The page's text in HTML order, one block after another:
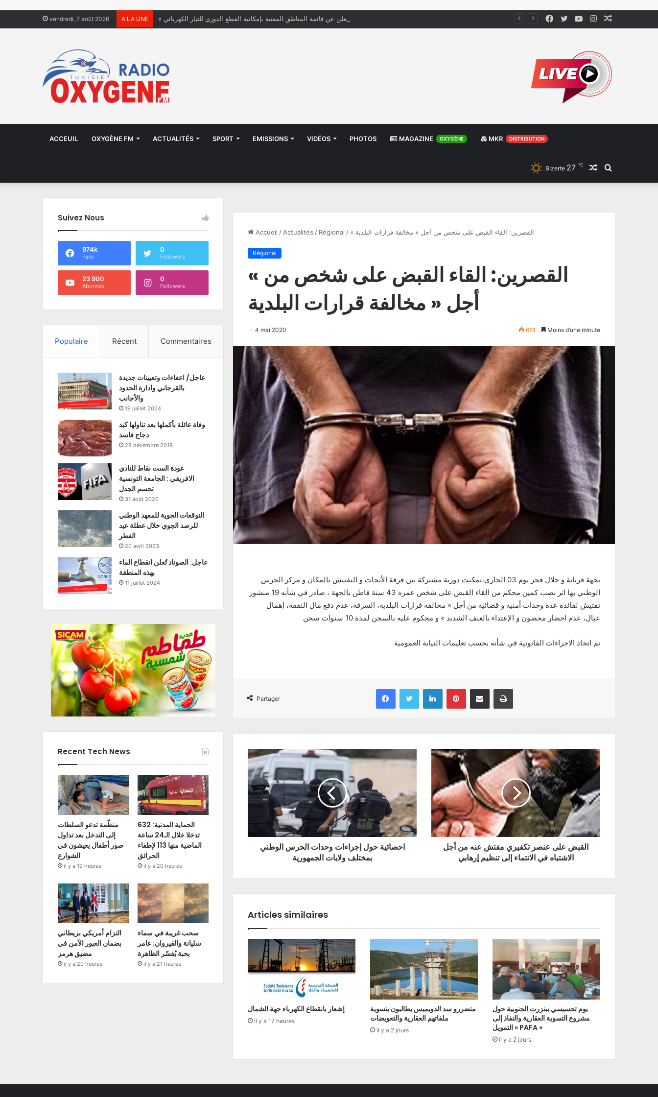
vendredi, 7 août 2026 A LA UNE « الستاغ » تعلن عن قائمة المناطق المعنية بإمكانية القطع الدوري للتيار الكهربائي Instagram
YouTube
Twitter
Facebook
ACCEUIL OXYGÈNE FM ACTUALITÉS SPORT EMISSIONS VIDÉOS PHOTOS MAGAZINE OXYGÈNE MKR DISTRIBUTION
Rechercher
Article
Bizerte 27 ℃
Accueil / Actualités / Régional / « القصرين: القاء القبض على شخص من أجل « مخالفة قرارات البلدية
Régional
« القصرين: القاء القبض على شخص من
أجل « مخالفة قرارات البلدية
4 mai 2020 661 Moins d’une minute
بجهة فريانة و خلال فجر يوم 03 الجاري،تمكنت دورية مشتركة بين فرقة الأبحاث و التفتيش بالمكان و مركز الحرس
الوطني بها اثر نصب كمين محكم من القاء القبض على شخص عمره 43 سنة قاطن بالجهة ، صادر في شأنه 19 منشور
تفتيش لفائدة عدة وحدات أمنية و قضائية من أجل « مخالفة قرارات البلدية، السرقة، عدم دفع مال النفقة، إهمال
عيال، عدم احضار محضون و الإعتداء بالعنف الشديد » و محكوم عليه بالسجن لمدة 10 سنوات سجن
تم اتخاذ الاجراءات القانونية في شأنه بحسب تعليمات النيابة العمومية
Partager
Facebook Twitter Linkedin Pinterest Partager par email Imprimer
احصائية حول إجراءات وحدات الحرس الوطني
بمختلف ولايات الجمهورية
القبض على عنصر تكفيري مفتش عنه من أجل
الاشتباه في الانتماء إلى تنظيم إرهابي
Articles similaires
إشعار بانقطاع الكهرباء جهة الشمال
il y a 17 heures
متضررو سد الدويميس يطالبون بتسوية
ملفاتهم العقارية والتعويضات
il y a 2 jours
يوم تحسيسي ببنزرت الجنوبية حول
مشروع التسوية العقارية والنفاذ إلى
التمويل « PAFA »
il y a 2 jours
Suivez Nous
974k
Fans
0
Followers
23 900
Abonnés
0
Followers
Populaire Récent Commentaires
عاجل/ اعفاءات وتعيينات جديدة
بالقرجاني وادارة الحدود
والأجانب
19 juillet 2024
وفاة عائلة بأكملها بعد تناولها كبد
دجاج فاسد
28 décembre 2019
عودة الست نقاط للنادي
الافريقي : الجامعة التونسية
تحسم الجدل
31 août 2020
التوقعات الجوية للمعهد الوطني
للرصد الجوي خلال عطلة عيد
الفطر
20 avril 2023
عاجل: الصوناد تُعلن انقطاع الماء
بهذه المنطقة
11 juillet 2024
Recent Tech News
منظّمة تدعو السلطات
إلى التدخل بعد تداول
صور أطفال يعيشون في
الشوارع
il y a 19 heures
الحماية المدنية: 632
تدخلا خلال الـ24 ساعة
الماضية منها 113 لإطفاء
الحرائق
il y a 20 heures
التزام أمريكي بريطاني
بضمان العبور الآمن في
مضيق هرمز
il y a 20 heures
سحب غريبة في سماء
سليانة والقيروان: عامر
بحبة يُفسّر الظاهرة
il y a 21 heures